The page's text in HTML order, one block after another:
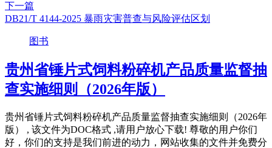
下一篇
DB21/T 4144-2025 暴雨灾害普查与风险评估区划
图书
贵州省锤片式饲料粉碎机产品质量监督抽
查实施细则（2026年版）
贵州省锤片式饲料粉碎机产品质量监督抽查实施细则（2026年
版） , 该文件为DOC格式 ,请用户放心下载! 尊敬的用户你们
好，你们的支持是我们前进的动力，网站收集的文件并免费分